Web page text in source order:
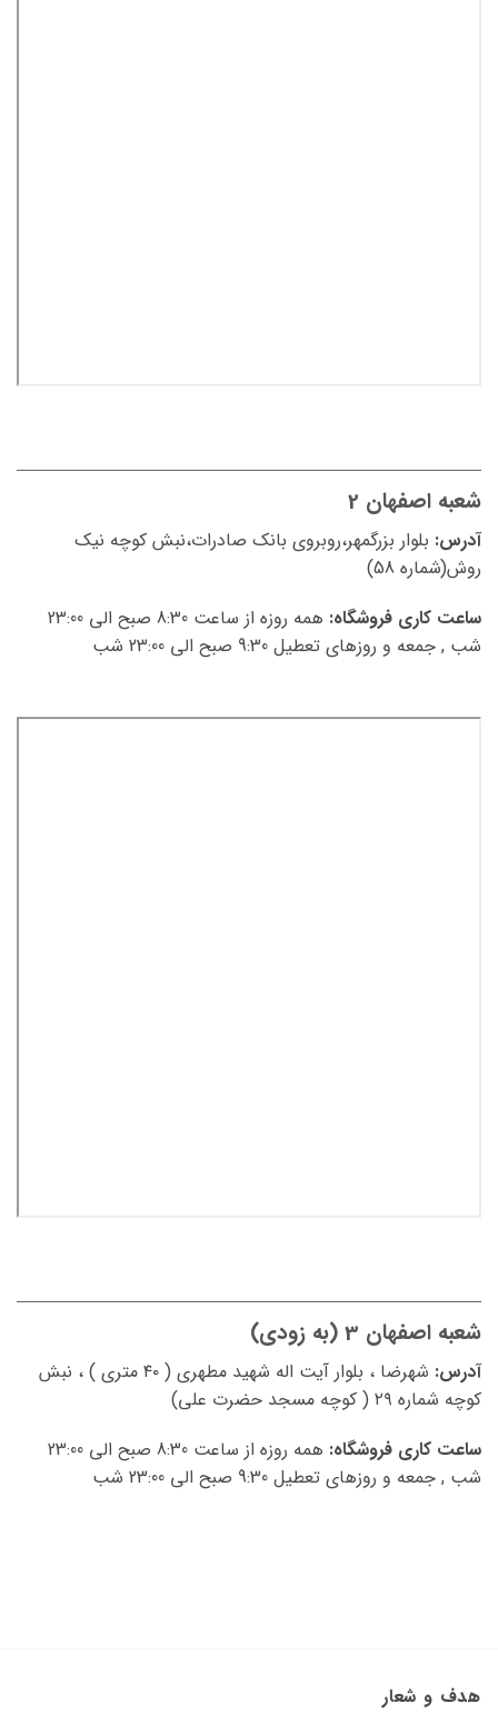
شعبه اصفهان 2
آدرس: بلوار بزرگمهر،روبروی بانک صادرات،نبش کوچه نیک
روش(شماره 58)
ساعت کاری فروشگاه:
همه روزه از ساعت 8:30 صبح الی 23:00
شب , جمعه و روزهای تعطیل 9:30 صبح الی 23:00 شب
شعبه اصفهان 3 (به زودی)
آدرس:
شهرضا ، بلوار آیت اله شهید مطهری ( ۴۰ متری ) ، نبش
کوچه شماره ۲۹ ( کوچه مسجد حضرت علی)
ساعت کاری فروشگاه:
همه روزه از ساعت 8:30 صبح الی 23:00
شب , جمعه و روزهای تعطیل 9:30 صبح الی 23:00 شب
هدف و شعار